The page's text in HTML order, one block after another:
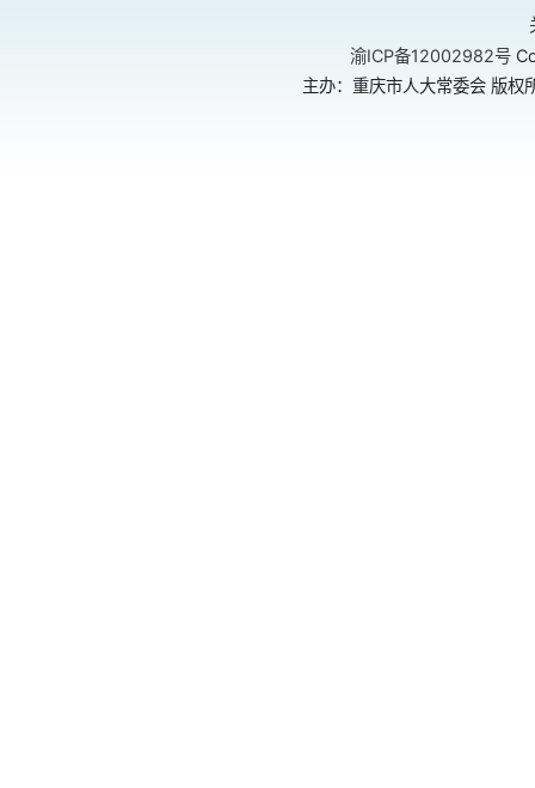
渝ICP备12002982号
主办：重庆市人大常委会 版